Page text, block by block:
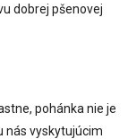
dobrej pšenovej
pohánka nie je
nás vyskytujúcim